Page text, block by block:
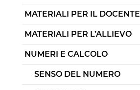
MATERIALI PER IL DOCENTE
MATERIALI PER L’ALLIEVO
NUMERI E CALCOLO
SENSO DEL NUMERO